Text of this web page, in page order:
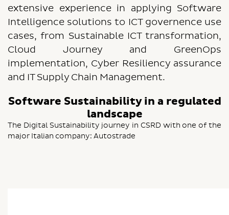
extensive experience in applying Software
Intelligence solutions to ICT governence use
cases, from Sustainable ICT transformation,
Cloud Journey and GreenOps
implementation, Cyber Resiliency assurance
and IT Supply Chain Management.
Software Sustainability in a regulated
landscape
The Digital Sustainability journey in CSRD with one of the
major Italian company: Autostrade